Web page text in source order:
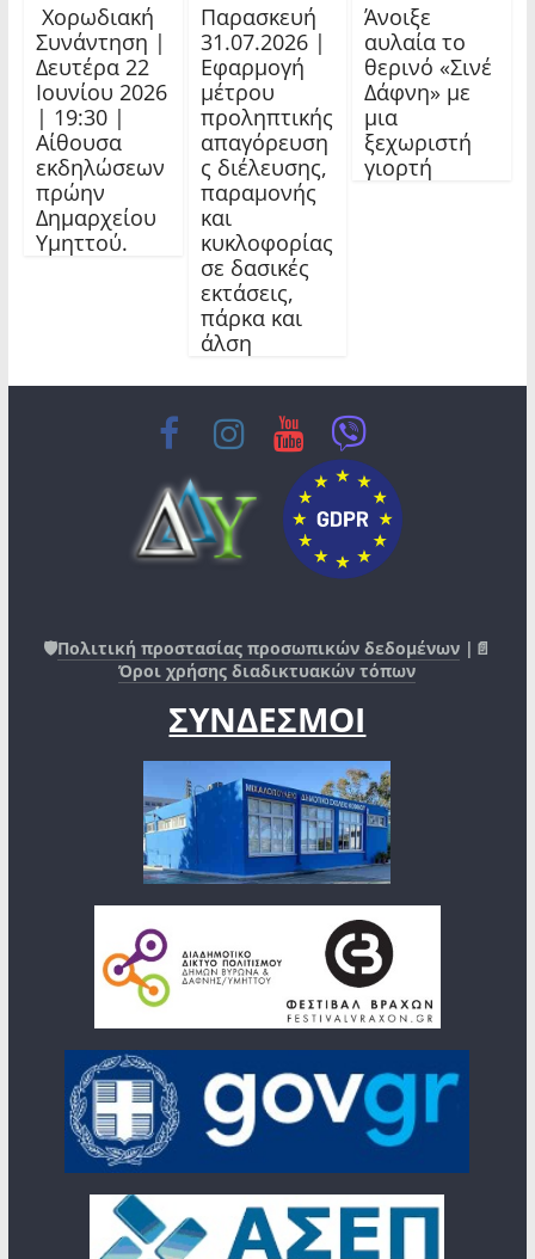
Χορωδιακή
Συνάντηση |
Δευτέρα 22
Ιουνίου 2026
| 19:30 |
Αίθουσα
εκδηλώσεων
πρώην
Δημαρχείου
Υμηττού.
Παρασκευή
31.07.2026 |
Εφαρμογή
μέτρου
προληπτικής
απαγόρευση
ς διέλευσης,
παραμονής
και
κυκλοφορίας
σε δασικές
εκτάσεις,
πάρκα και
άλση
Άνοιξε
αυλαία το
θερινό «Σινέ
Δάφνη» με
μια
ξεχωριστή
γιορτή
🛡️Πολιτική προστασίας προσωπικών δεδομένων |📄
Όροι χρήσης διαδικτυακών τόπων
ΣΥΝΔΕΣΜΟΙ